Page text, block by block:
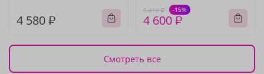
4 580 ₽
5 410 ₽ -15%
4 600 ₽
Смотреть все